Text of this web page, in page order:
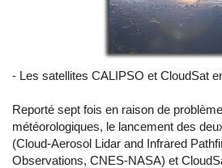
- Les satellites CALIPSO et CloudSat
Reporté sept fois en raison de
météorologiques, le lancement des
(Cloud-Aerosol Lidar and Infrared
Observations, CNES-NASA) et